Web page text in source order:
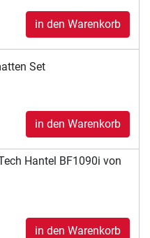
in den Warenkorb
Set
in den Warenkorb
Hantel BF1090i von
in den Warenkorb